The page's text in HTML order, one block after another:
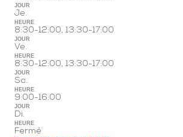
JOUR
Je.
HEURE
8:30-12:00, 13:30-17:00
JOUR
Ve.
HEURE
8:30-12:00, 13:30-17:00
JOUR
Sa.
HEURE
9:00-16:00
JOUR
Di.
HEURE
Fermé